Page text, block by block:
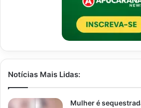
Notícias Mais Lidas:
Mulher é